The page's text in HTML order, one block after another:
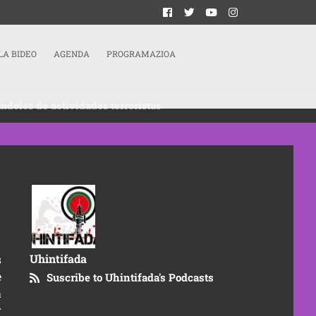
BIDEO AGENDA PROGRAMAZIOA
de actividades terroristas
Uhintifada
Suscribe to Uhintifada's Podcasts